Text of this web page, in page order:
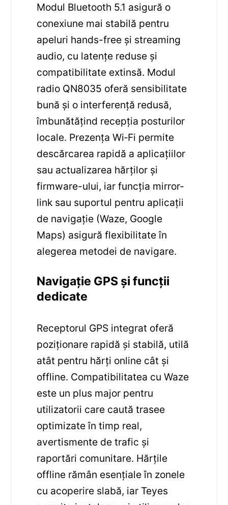
Modul Bluetooth 5.1 asigură o
conexiune mai stabilă pentru
apeluri hands-free și streaming
audio, cu latențe reduse și
compatibilitate extinsă. Modul
radio QN8035 oferă sensibilitate
bună și o interferență redusă,
îmbunătățind recepția posturilor
locale. Prezența Wi‑Fi permite
descărcarea rapidă a aplicațiilor
sau actualizarea hărților și
firmware-ului, iar funcția mirror-
link sau suportul pentru aplicații
de navigație (Waze, Google
Maps) asigură flexibilitate în
alegerea metodei de navigare.
Navigație GPS și funcții
dedicate
Receptorul GPS integrat oferă
poziționare rapidă și stabilă, utilă
atât pentru hărți online cât și
offline. Compatibilitatea cu Waze
este un plus major pentru
utilizatorii care caută trasee
optimizate în timp real,
avertismente de trafic și
raportări comunitare. Hărțile
offline rămân esențiale în zonele
cu acoperire slabă, iar Teyes